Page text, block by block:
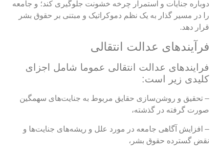
جنایات و استمرار چرخه خشونت جلوگیری کند؛ و جامعه
در مسیر گذار به یک نظم دموکراتیک و مبتنی بر حقوق بشر
دهد.
عدالت انتقالی
عدالت انتقالی عموما شامل اجزای
زیر است:
تحقیق و روشن‌سازی حقایق مربوط به جنایت‌های سهمگین
گرفته در گذشته،
افزایش آگاهی جامعه در مورد علل و ریشه‌های جنایت‌‌ها و
گسترده حقوق بشر،